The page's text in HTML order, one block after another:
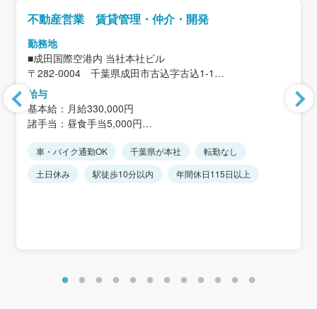
不動産営業 賃貸管理・仲介・開発
勤務地
■成田国際空港内 当社本社ビル
〒282-0004 千葉県成田市古込字古込1-1
成田国際空港第2旅客ターミナルビル北附属棟1階
＜アクセス＞
成田スカイアクセス線・京成本線・JR線「空港第2ビル
駅」改札口より徒歩約5分
★転勤なし
★車通勤可（駐車場完備／費用負担なし）
給与
基本給：月給330,000円
諸手当：昼食手当5,000円
※条件により資格手当、住宅手当支給あり
※経験・能力を考慮します。
車・バイク通勤OK 千葉県が本社
転勤なし
土日休み
駅徒歩10分以内 年間休日115日以上